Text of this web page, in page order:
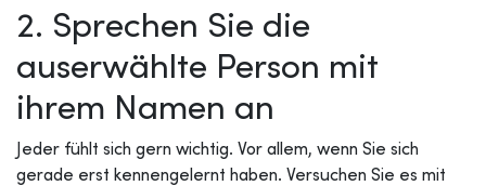
2. Sprechen Sie die
auserwählte Person mit
ihrem Namen an
Jeder fühlt sich gern wichtig. Vor allem, wenn Sie sich
gerade erst kennengelernt haben. Versuchen Sie es mit